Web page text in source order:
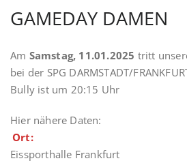
GAMEDAY DAMEN
Am Samstag, 11.01.2025 tritt
bei der SPG DARMSTADT/
Bully ist um 20:15 Uhr
Hier nähere Daten:
Ort:
Eissporthalle Frankfurt